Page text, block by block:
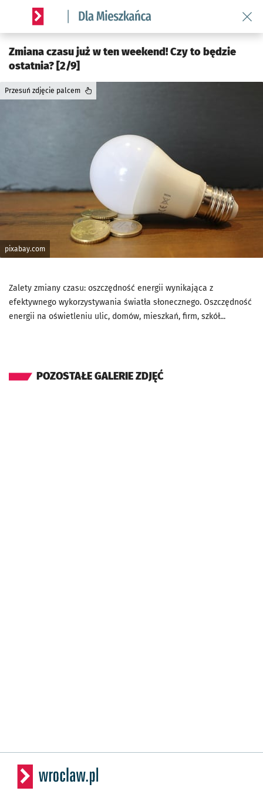
Serwis informacyjny wroclaw.pl podserwis: Dla mieszkańca
Zmiana czasu już w ten weekend! Czy to będzie
ostatnia? [2/9]
pixabay.com
Przesuń zdjęcie palcem
Zalety zmiany czasu: oszczędność energii wynikająca z
efektywnego wykorzystywania światła słonecznego. Oszczędność
energii na oświetleniu ulic, domów, mieszkań, firm, szkół...
POZOSTAŁE GALERIE ZDJĘĆ